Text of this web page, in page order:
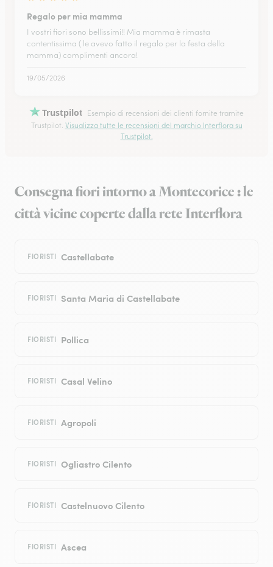
Regalo per mia mamma
I vostri fiori sono bellissimi!! Mia mamma è rimasta
contentissima ( le avevo fatto il regalo per la festa della
mamma) complimenti ancora!
19/05/2026
Trustpilot
Esempio di recensioni dei clienti fornite tramite
Trustpilot. Visualizza tutte le recensioni del marchio Interflora su
Trustpilot.
Consegna fiori intorno a Montecorice : le
città vicine coperte dalla rete Interflora
FIORISTI Castellabate
FIORISTI Santa Maria di Castellabate
FIORISTI Pollica
FIORISTI Casal Velino
FIORISTI Agropoli
FIORISTI Ogliastro Cilento
FIORISTI Castelnuovo Cilento
FIORISTI Ascea